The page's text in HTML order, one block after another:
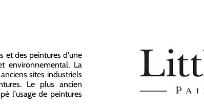
et des peintures d'une
environnemental. La
sites industriels
Le plus ancien
l'usage de peintures